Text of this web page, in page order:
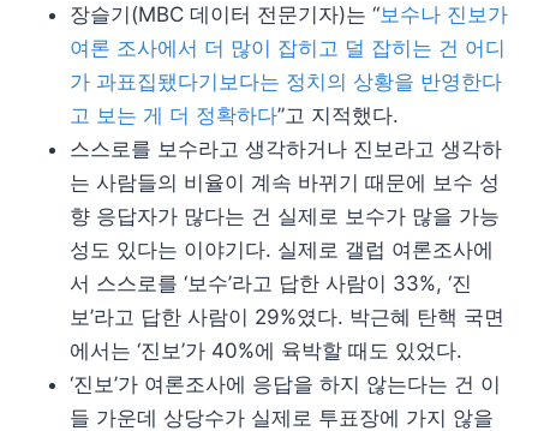
장슬기(MBC 데이터 전문기자)는 “보수나 진보가
여론 조사에서 더 많이 잡히고 덜 잡히는 건 어디
가 과표집됐다기보다는 정치의 상황을 반영한다
고 보는 게 더 정확하다”고 지적했다.
스스로를 보수라고 생각하거나 진보라고 생각하
는 사람들의 비율이 계속 바뀌기 때문에 보수 성
향 응답자가 많다는 건 실제로 보수가 많을 가능
성도 있다는 이야기다. 실제로 갤럽 여론조사에
서 스스로를 ‘보수’라고 답한 사람이 33%, ‘진
보’라고 답한 사람이 29%였다. 박근혜 탄핵 국면
에서는 ‘진보’가 40%에 육박할 때도 있었다.
‘진보’가 여론조사에 응답을 하지 않는다는 건 이
들 가운데 상당수가 실제로 투표장에 가지 않을